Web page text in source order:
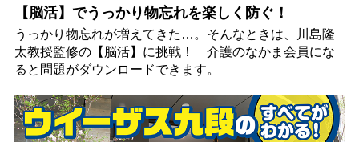
【脳活】でうっかり物忘れを楽しく防ぐ！
うっかり物忘れが増えてきた…。そんなときは、川島隆
太教授監修の【脳活】に挑戦！ 介護のなかま会員にな
ると問題がダウンロードできます。